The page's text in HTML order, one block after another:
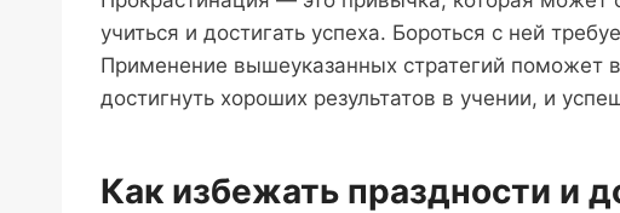
учиться и достигать успеха. Бороться с ней
Применение вышеуказанных стратегий поможет
достигнуть хороших результатов в учении, и
Как избежать праздности и